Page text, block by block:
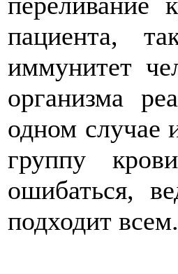
пациента,
иммунитет
организма
одном случае
группу
ошибаться,
подходит всем.